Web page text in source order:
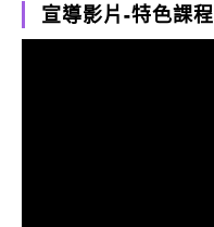
宣導影片-特色課程